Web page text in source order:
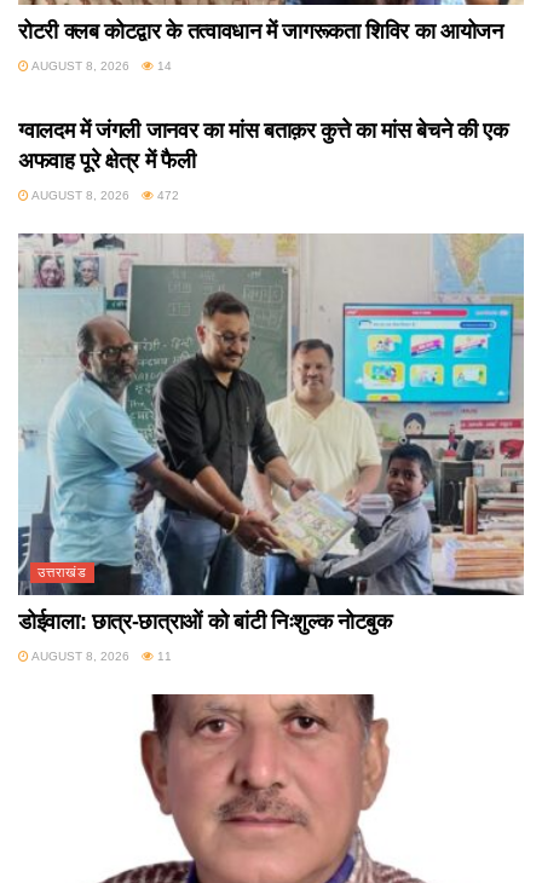
रोटरी क्लब कोटद्वार के तत्वावधान में जागरूकता शिविर का आयोजन
AUGUST 8, 2026 14
ग्वालदम में जंगली जानवर का मांस बताक़र कुत्ते का मांस बेचने की एक
अफवाह पूरे क्षेत्र में फैली
AUGUST 8, 2026 472
उत्तराखंड
डोईवाला: छात्र-छात्राओं को बांटी निःशुल्क नोटबुक
AUGUST 8, 2026 11